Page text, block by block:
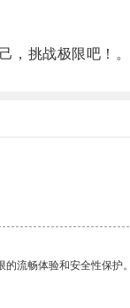
，挑战极限吧！。
的流畅体验和安全性保护